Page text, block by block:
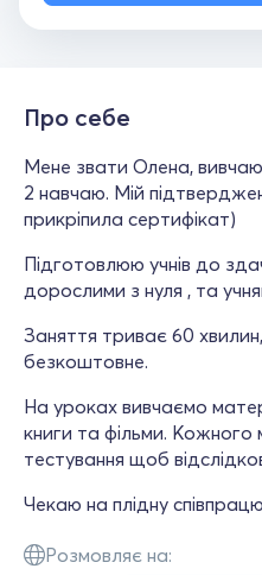
Про себе
Мене звати Олена, вивчаю
2 навчаю. Мій
прикріпила сертифікат)
Підготовлюю учнів до
дорослими з нуля , та
Заняття триває 60
безкоштовне.
На уроках вивчаємо
книги та фільми. Кожного
тестування щоб
Чекаю на плідну
Розмовляє на: